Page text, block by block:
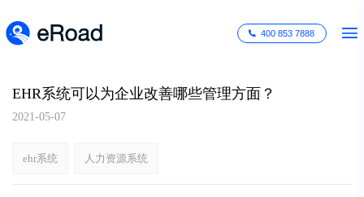
400 853 7888
EHR系统可以为企业改善哪些管理方面？
2021-05-07
ehr系统 人力资源系统